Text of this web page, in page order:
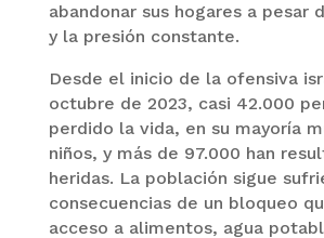
abandonar sus hogares a pesar
y la presión constante.
Desde el inicio de la ofensiva
octubre de 2023, casi 42.000
perdido la vida, en su mayoría
niños, y más de 97.000 han
heridas. La población sigue
consecuencias de un bloqueo
acceso a alimentos, agua